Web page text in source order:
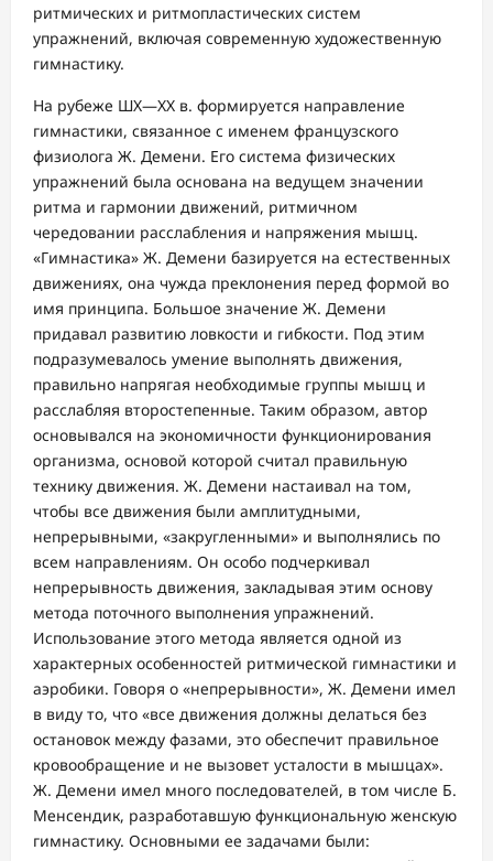
ритмических и ритмопластических систем
упражнений, включая современную художественную
гимнастику.
На рубеже ШХ—ХХ в. формируется направление
гимнастики, связанное с именем французского
физиолога Ж. Демени. Его система физических
упражнений была основана на ведущем значении
ритма и гармонии движений, ритмичном
чередовании расслабления и напряжения мышц.
«Гимнастика» Ж. Демени базируется на естественных
движениях, она чужда преклонения перед формой во
имя принципа. Большое значение Ж. Демени
придавал развитию ловкости и гибкости. Под этим
подразумевалось умение выполнять движения,
правильно напрягая необходимые группы мышц и
расслабляя второстепенные. Таким образом, автор
основывался на экономичности функционирования
организма, основой которой считал правильную
технику движения. Ж. Демени настаивал на том,
чтобы все движения были амплитудными,
непрерывными, «закругленными» и выполнялись по
всем направлениям. Он особо подчеркивал
непрерывность движения, закладывая этим основу
метода поточного выполнения упражнений.
Использование этого метода является одной из
характерных особенностей ритмической гимнастики и
аэробики. Говоря о «непрерывности», Ж. Демени имел
в виду то, что «все движения должны делаться без
остановок между фазами, это обеспечит правильное
кровообращение и не вызовет усталости в мышцах».
Ж. Демени имел много последователей, в том числе Б.
Менсендик, разработавшую функциональную женскую
гимнастику. Основными ее задачами были: